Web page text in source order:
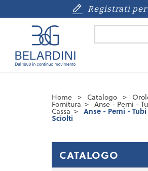
Registrati
Home > Catalogo >
Fornitura > Anse - Perni -
Cassa > Anse - Perni - Tubi
Sciolti
CATALOGO